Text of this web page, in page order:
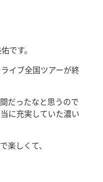
です。
イブ全国ツアーが終
だったなと思うので
に充実していた濃い
楽しくて、